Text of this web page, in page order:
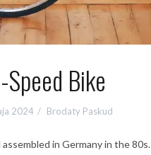
Bike
2024 Brodaty Paskud
in Germany in the 80s.